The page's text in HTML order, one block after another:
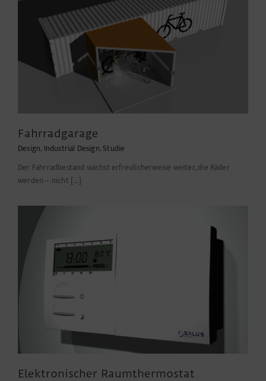
Fahrradgarage
Design, Industrial Design,Studie
Der Fahrradbestand wächst erfreulicherweise weiter, die Räder
werden – nicht [...]
Elektronischer Raumthermostat